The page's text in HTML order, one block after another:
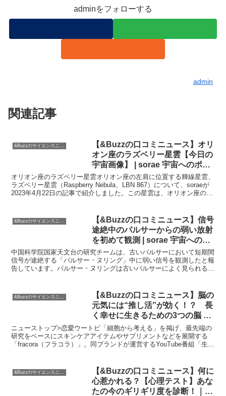
adminをフォローする
admin
関連記事
【&Buzzの口コミニュース】オリ
オン座のラズベリー星雲【今日の
宇宙画像】 | sorae 宇宙へのポー
タルサイト
オリオン座のラズベリー星雲オリオン座の左肩に位置する輝線星雲、
ラズベリー星雲（Raspberry Nebula、LBN 867）について、soraeが
2023年4月22日の記事で紹介しました。この星雲は、オリオン座の星
&Buzzのサイエンスニュース
【&Buzzの口コミニュース】信号
途絶中のパルサーからの弱い放射
を初めて観測 | sorae 宇宙へのポ
ータルサイト
中国科学院国家天文台の研究チームは、古いパルサーにおいて短期間
信号が途絶する「パルサー・ヌリング」中に弱い信号を観測したと報
告しています。パルサー・ヌリングは古いパルサーによく見られる現
【&Buzzの口コミニュース】脳の
元気には“推し活”が効く！？ 長
く幸せに生きるための3つの脳 –
Peachy – ライブドアニュース
ニューストップ>恋愛ウートピ「細胞から考える」を掲げ、最先端の
研究をベースにスキンケアアイテムやサプリメントなどを展開する
「fracora（フラコラ）」。同ブランドが運営するYouTube番組「生命
【&Buzzの口コミニュース】何に
心惹かれる？【心理テスト】あな
たの今のギリギリ度を診断！｜ニ